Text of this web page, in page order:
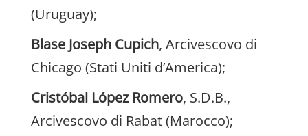
(Uruguay);
Blase Joseph Cupich, Arcivescovo di
Chicago (Stati Uniti d’America);
Cristóbal López Romero, S.D.B.,
Arcivescovo di Rabat (Marocco);